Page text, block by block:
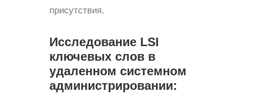
присутствия.
Исследование LSI
ключевых слов в
удаленном системном
администрировании: